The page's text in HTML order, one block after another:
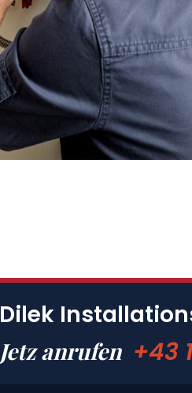
Dilek
Jetz anrufen +43